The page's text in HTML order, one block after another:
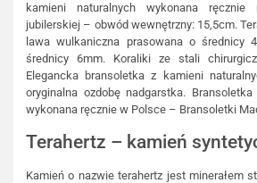
kamieni naturalnych wykonana ręcznie
jubilerskiej – obwód wewnętrzny: 15,5cm.
lawa wulkaniczna prasowana o średnicy
średnicy 6mm. Koraliki ze stali
Elegancka bransoletka z kamieni
oryginalna ozdobę nadgarstka.
wykonana ręcznie w Polsce – Bransoletki
Terahertz – kamień
Kamień o nazwie terahertz jest minerałem